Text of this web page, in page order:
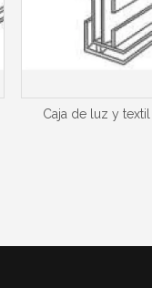
Caja de luz y textil